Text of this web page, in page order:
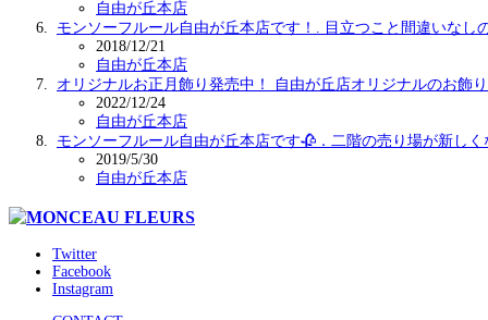
自由が丘本店
モンソーフルール自由が丘本店です！. 目立つこと間違いなし
2018/12/21
自由が丘本店
オリジナルお正月飾り発売中！ 自由が丘店オリジナルのお飾
2022/12/24
自由が丘本店
モンソーフルール自由が丘本店です🥀．二階の売り場が新し
2019/5/30
自由が丘本店
Twitter
Facebook
Instagram